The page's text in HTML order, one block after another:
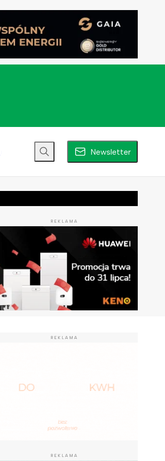
Newsletter
REKLAMA
REKLAMA
REKLAMA